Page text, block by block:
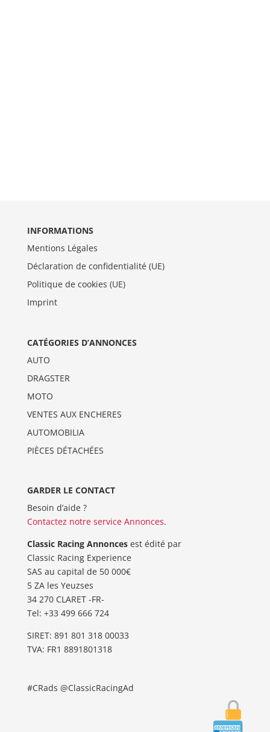
INFORMATIONS
Mentions Légales
Déclaration de confidentialité (UE)
Politique de cookies (UE)
Imprint
CATÉGORIES D’ANNONCES
AUTO
DRAGSTER
MOTO
VENTES AUX ENCHERES
AUTOMOBILIA
PIÈCES DÉTACHÉES
GARDER LE CONTACT
Besoin d’aide ?
Contactez notre service Annonces.
Classic Racing Annoncesest édité par
Classic Racing Experience
SAS au capital de 50 000€
5 ZA les Yeuzses
34 270 CLARET -FR-
Tel: ‭+33 499 666 724‬
SIRET: 891 801 318 00033
TVA: FR1 8891801318
#CRads @ClassicRacingAd